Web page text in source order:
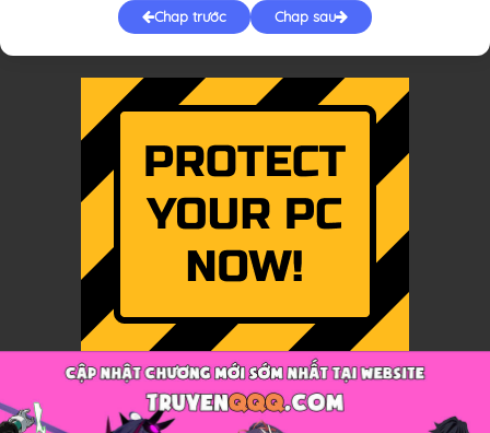
Chap trước Chap sau